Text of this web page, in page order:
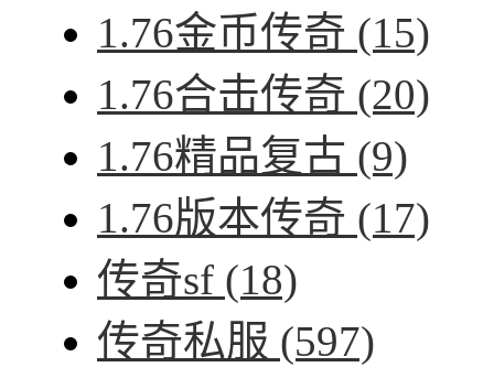
1.76金币传奇 (15)
1.76合击传奇 (20)
1.76精品复古 (9)
1.76版本传奇 (17)
传奇sf (18)
传奇私服 (597)